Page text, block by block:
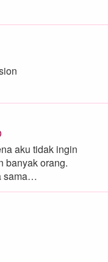
aku tidak ingin
banyak orang.
sama…